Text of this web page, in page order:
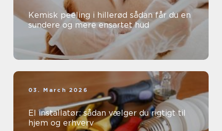
Kemisk peeling i hillerød sådan får du en
sundere og mere ensartet hud
03. March 2026
El installatør: sådan vælger du rigtigt til
hjem og erhverv